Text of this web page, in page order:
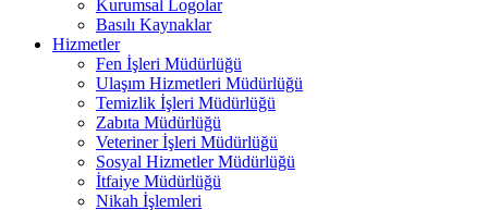
Kurumsal Logolar
Basılı Kaynaklar
Hizmetler
Fen İşleri Müdürlüğü
Ulaşım Hizmetleri Müdürlüğü
Temizlik İşleri Müdürlüğü
Zabıta Müdürlüğü
Veteriner İşleri Müdürlüğü
Sosyal Hizmetler Müdürlüğü
İtfaiye Müdürlüğü
Nikah İşlemleri